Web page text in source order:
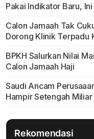
Pakai Indikator Baru,
Calon Jamaah Tak
Dorong Klinik Terpadu
BPKH Salurkan Nilai
Calon Jamaah Haji
Saudi Ancam
Hampir Setengah
Rekomendasi